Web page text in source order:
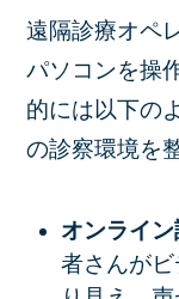
遠隔診療オペ
パソコンを操
的には以下の
の診察環境を
オンライ
者さんが